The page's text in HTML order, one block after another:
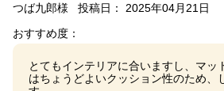
つば九郎様
投稿日： 2025年04月21日
おすすめ度：
とてもインテリアに合いますし、マッ
はちょうどよいクッション性のため、